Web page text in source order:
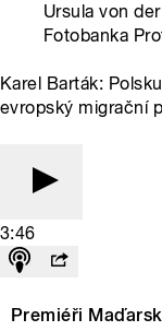
Ursula von
Fotobanka
Karel Barták:
evropský migrační
3:46
Premiéři